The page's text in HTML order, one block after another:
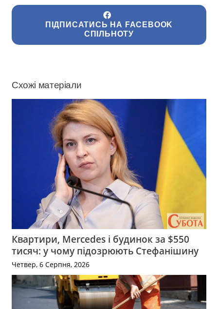
ПІДПИСАТИСЬ НА FACEBOOK
СПІЛЬНОТУ
Схожі матеріали
Квартири, Mercedes і будинок за $550
тисяч: у чому підозрюють Стефанішину
Четвер, 6 Серпня, 2026